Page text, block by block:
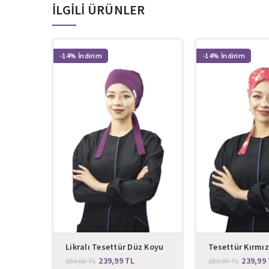
İLGILI ÜRÜNLER
-14%
Likralı Tesettür Düz Koyu
Mürdüm Doktor Hemşire
280,00TL 239,99 TL
-14%
Tesettür
Doktor Hemşire
280,00TL 239,99